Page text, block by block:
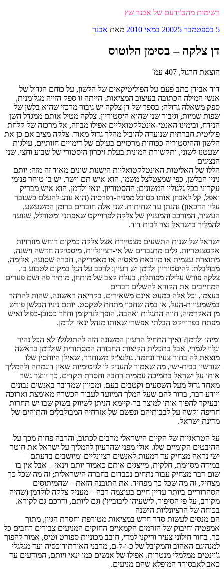
דילוג
רשימות מהבּוֹידעם של אבנר שץ
פורסם
5 בספטמבר 2002 5 במאי 2010 מאת אבנר
דן צלקה – בסימן הלוטוס
הוצאת חרגול, 407 עמ'
דוד אבידן כתב פעם על הפוליטיקאים של הלשון, על כוחם הגדול של
אנשי המילה הכתובה בעיצוב המציאות. הייתה זו ספק הזייה מגלומנית,
ספק משאלה גדולה; בספר של דן צלקה יש גיבור מרכזי שהוא בלשן של
שפות שמיות, וגיבור שני שהוא היסטוריון. צלקה מטיל אותם ממגדל השן
הנידח, ובימינו האנטי-אינטלקטואליים אפילו מבוזה, אל מרכזה של קלחת
פוליטית חברתית שנועדה להוביל מהלך גדול מאוד. צלקה מציב אם כן את
הלשון וההיסטוריה ככוחות מרכזיים בעולם של דימויים חזותיים, עילגות
ושעטנז לשוני, ותקשורת המונית בעלת זיכרון היסטורי של שבוע וחצי. שני
הנציגים
הללו של האליטות האינטלקטואליות הישנות שונים מאוד זה מזה: יותם
ניניו הבלשן, כפי שמצטלצל משמו, הוא איש תם וישר, יש בו טוהר פנימי
עקרוני בכל גלגוליו המשונים; ההסטוריון, ינאי ולדמן, הוא איש מבריק
ואפל, קל לאבחן אותו כסובל ממניה-דפרסיה (הוא נוהג להעלם כשגובר
עליו הדכאון) נהנתן עד שחיתות. שני אלה חוברים ברומן המשעשע,
העשיר, המורכב והמעניין של צלקה לפרוייקט שאפתני ומטורלל, שנועד
להמליך בישראל נצר לבית דוד.
ישראל של שנות התשעים מצטיירת אצל צלקה כמקום רוחש מוזרויות
אקסצנטריות. גלים מתגברים של אי-רציונליות, מיסטיקה חדשה וישנה,
מתוצרת עצמית או מיובאת מאסיה או מאמריקה, חברה שסועה, אלימה,
מבולבלת. להיסטוריון ולדמן יש רעיון: לרכב על הגל במקום לטבוע בו.
צלקה פורש עלילה מפותלת, בעלת קצב של מותחן, מותיר פה ושם פערים
המחייבים את הקורא להשלים דברים
בעצמו, וכל אלה כמעט אינם משאירים, בקריאה ראשונה, שהות להרהר
במשמעויות-העל, או במה שחבוי מתחת לטקסט. יותם ניניו הבלשן פורש
מן האקדמיה, חווה התגלות ואהבה, הופך לנרקומן וחוזר כסוכן-כפול ואיש
מפתח בפרוייקט הבלתי אפשרי שאותו מנהל ינאי ולדמן.
ומיהו ולדמן? ואיך התחיל הרעיון המשונה הזה להתגלגל? לא הכל נהיר
וגלוי לגמרי, אבל בתכלית הקיצור: החבורה המסתורית שולדמן בראשה
מוצאת לה בחור צעיר ונחמד, גולנצ'יק משוחרר, שאילן היוחסין שלו
שורשיו בבית-ישי, מה שאמור להעניק לו לגיטימיות שאין דוגמתה ולהמליך
אותו על ישראל בתמיכה עממית רחבה וחסרת תקדים. כך יווצר גשר
מאחד גדול מעל השסעים וקטבים בעם. ומכיוון שמדובר באנשים נבונים
ויודע דבר, ברור להם שעל המלך המיועד לעבור הכשרה מאומצת וארוכה
ובעיקר להפוך אותו למוצר בר-קיימא הניתן לשיווק בשוק שבו יש תחרות
חריפה וקשה על לבבותיהם ונפשם של אזרחיה המבולבלים והתוהים של
מדינת ישראל.
על הטראגיות של הקיום הישראלי מרבים לכתוב, והרבה פחות מכך על
ההיבטים הקומיים שלו. אולי מפני שהרעיון להמליך על ישראל את חוטר
ישי נראה מצחיק עד דמעות לאנשים רציונליים ומיושבים בדעתם –
במידה מסוימת, חלקית, מייצגים אותם כאמור יותם וינאי – אבל אין בו
שום דבר מצחיק עבור נתחים נכבדים בחברה הישראלית; זה מה שכל כך
מצחיק, זה מה שכל כך מפחיד. את התובנה הזאת – שהמיתוסים
הסהרוריים ביותר עדיין חיים בעוצמה רבה – מעניק צלקה לולדמן (שהיה
מקורב, על פי הסיפור, לישעיהו ליבוביץ') וגם ליותם, ודרכם גם לקורא.
בכוחה של הרציונליות הישנה
הם מנסים לעשות סדר חדש במציאות מטורפת וחסרת הגיון, מתוך
אמפטיה וחיבוק של הזרמים הקמאיים החזקים המניעים צבורים רחבים כל
כך. בחור חילוני צעיר וריקני למדי, חובב מכוניות ספורט וטיס, אמור להפוך
למנהיגם האהוב והמקובל של כ-ו-ל-ם, מרבני האורתודוכסיה ועד מגלגלי
ג'וינטים ממלמלי מנטרות. אפילו של אנשים כמו ינאי ויותם, המודעים עד
כאב לאבסורד המופלא שהם מניעים.